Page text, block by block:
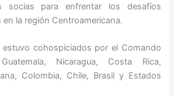
socias para enfrentar los desafíos
la región Centroamericana.
estuvo cohospiciados por el Comando
Nicaragua, Costa Rica,
Colombia, Chile, Brasil y Estados